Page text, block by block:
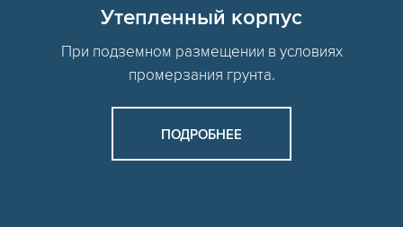
Утепленный корпус
При подземном размещении в условиях
промерзания грунта.
ПОДРОБНЕЕ